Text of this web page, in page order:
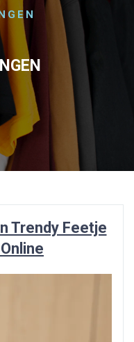
Trendy Feetje